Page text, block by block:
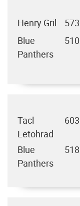
Henry Gril 573
Blue
Panthers
510
Tacl
Letohrad
603
Blue
Panthers
518